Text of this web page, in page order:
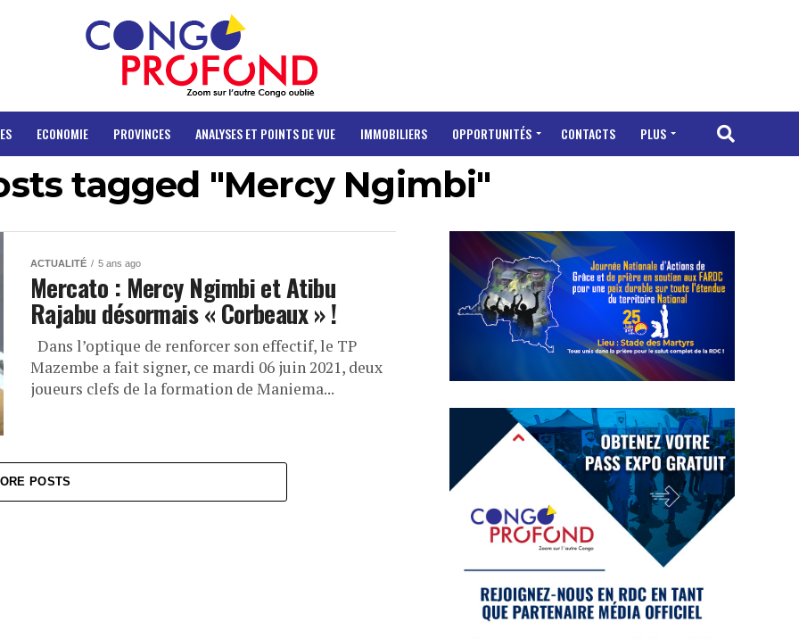
ECONOMIE PROVINCES ANALYSES ET POINTS DE VUE IMMOBILIERS OPPORTUNITÉS CONTACTS PLUS
tagged "Mercy Ngimbi"
ACTUALITÉ 5 ans ago
Mercato : Mercy Ngimbi et Atibu
Rajabu désormais « Corbeaux » !
Dans l’optique de renforcer son effectif, le TP
Mazembe a fait signer, ce mardi 06 juin 2021, deux
joueurs clefs de la formation de Maniema...
POSTS